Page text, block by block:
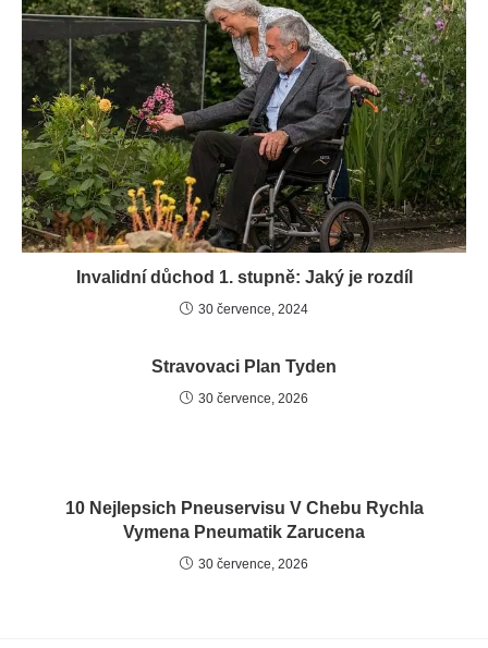
Invalidní důchod 1. stupně: Jaký je rozdíl
30 července, 2024
Stravovaci Plan Tyden
30 července, 2026
10 Nejlepsich Pneuservisu V Chebu Rychla
Vymena Pneumatik Zarucena
30 července, 2026